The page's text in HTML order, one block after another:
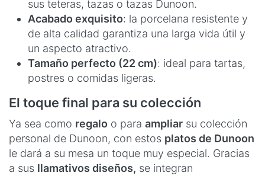
sus teteras, tazas o tazas Dunoon.
Acabado exquisito: la porcelana resistente y
de alta calidad garantiza una larga vida útil y
un aspecto atractivo.
Tamaño perfecto (22 cm): ideal para tartas,
postres o comidas ligeras.
El toque final para su colección
Ya sea como regalo o para ampliar su colección
personal de Dunoon, con estos platos de Dunoon
le dará a su mesa un toque muy especial. Gracias
a sus llamativos diseños, se integran